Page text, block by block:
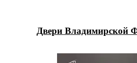
Двери Владимирской